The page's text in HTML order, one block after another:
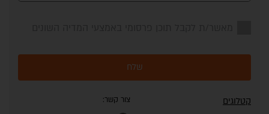
שלח
קטלוגים
צור קשר: